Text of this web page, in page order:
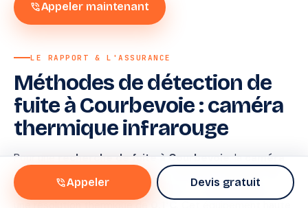
phone_in_talkAppeler maintenant
Rapport
de
convention IRSI
Méthode
LE RAPPORT & L'ASSURANCE
Méthodes de détection de
fuite à Courbevoie : caméra
thermique infrarouge
Pour unerecherche de fuite à Courbevoie, lacaméra
thermique infrarouge
est une méthode privilégiée. Elle
détecte les écarts de température en surface, grâce à
phone_in_talkAppeler Devis gratuit